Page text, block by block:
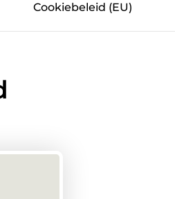
Cookiebeleid (EU)